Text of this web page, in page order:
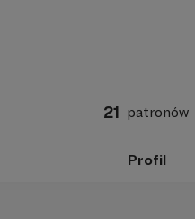
21 patronów
Profil